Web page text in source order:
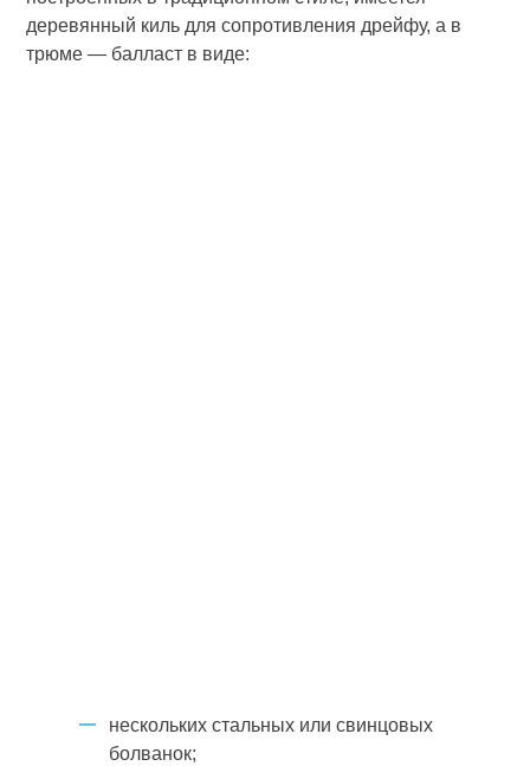
деревянный киль для сопротивления дрейфу, а в
трюме — балласт в виде:
нескольких стальных или свинцовых
болванок;